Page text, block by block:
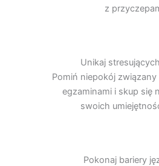
z
Unikaj
Pomiń niepokój
egzaminami i skup się
swoich
Pokonaj bariery